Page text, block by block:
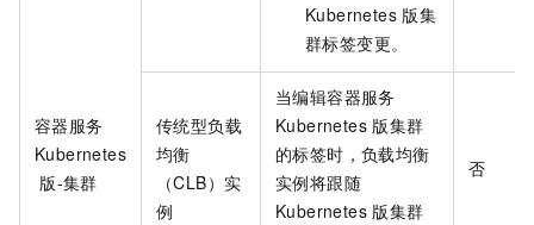
容器服务
Kubernetes
版-集群
Kubernetes 版集
群标签变更。
传统型负载
均衡
（CLB）实
例
当编辑容器服务
Kubernetes 版集群
的标签时，负载均衡
实例将跟随
Kubernetes 版集群
否